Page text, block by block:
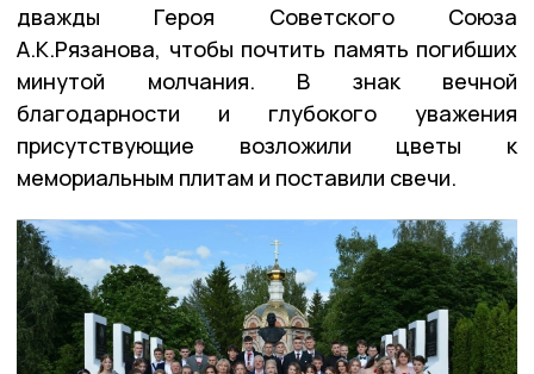
дважды Героя Советского Союза
А.К.Рязанова, чтобы почтить память погибших
минутой молчания. В знак вечной
благодарности и глубокого уважения
присутствующие возложили цветы к
мемориальным плитам и поставили свечи.